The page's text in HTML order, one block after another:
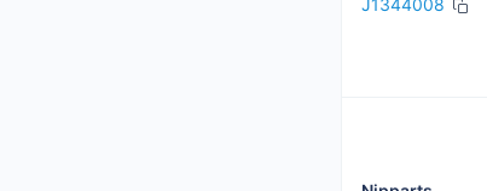
J1344008